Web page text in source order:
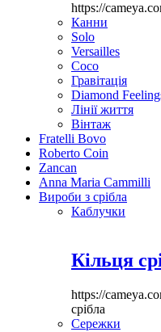
https://
Канни
Solo
Versailles
Coco
Гравітація
Diamond
Лінії життя
Вінтаж
Fratelli Bovo
Roberto Coin
Zancan
Anna Maria Cammilli
Вироби з срібла
Каблучки
Кільця
https://
срібла
Сережки